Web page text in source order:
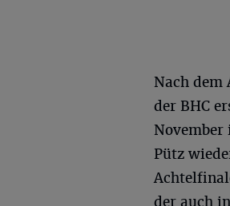
Nach dem
der BHC
November
Pütz
der auch